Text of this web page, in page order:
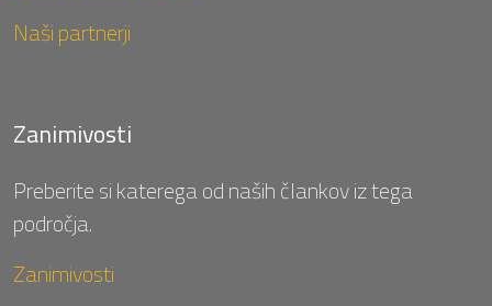
Naši partnerji
Zanimivosti
Preberite si katerega od naših člankov iz tega
področja.
Zanimivosti